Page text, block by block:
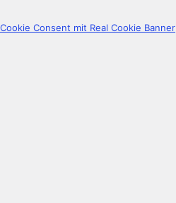
Cookie Consent mit Real Cookie Banner